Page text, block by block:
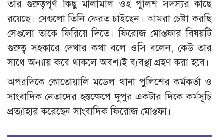
তার গুরুত্বপূর্ণ কিছু মালামাল ওই পুলিশ সদস্যর কাছে
রয়েছে। সেগুলো তিনি ফেরত চাইছেন। আমরা চেষ্টা করছি
সেগুলো তাকে ফিরিয়ে দিতে। ফিরোজ মোস্তফার বিষয়টি
গুরুত্ব সহকারে দেখার কথা বলে ওসি বলেন, কেউ তার
সাথে অন্যায় করে থাকলে অবশ্যই ব্যবস্থা গ্রহণ করা হবে।
অপরদিকে কোতোয়ালি মডেল থানা পুলিশের কর্মকর্তা ও
সাংবাদিক নেতাদের হস্তক্ষেপে দুপুর একটার দিকে কর্মসূচি
প্রত্যাহার করেছেন সাংবাদিক ফিরোজ মোস্তফা।